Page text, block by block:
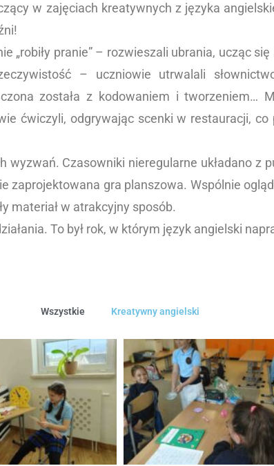
w zajęciach kreatywnych z języka
„robiły pranie” – rozwieszali ubrania, ucząc
– uczniowie utrwalali
została z kodowaniem i tworzeniem…
ćwiczyli, odgrywając scenki w restauracji,
wyzwań. Czasowniki nieregularne układano z
zaprojektowana gra planszowa. Wspólnie
materiał w atrakcyjny sposób.
To był rok, w którym język angielski
Wszystkie Kreatywny angielski